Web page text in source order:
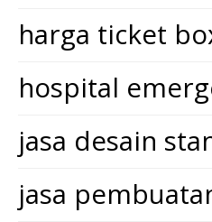
harga ticket
hospital
jasa desain
jasa